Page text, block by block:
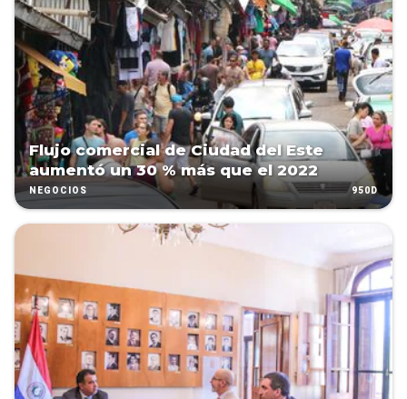
Flujo comercial de Ciudad del Este
aumentó un 30 % más que el 2022
NEGOCIOS 950D